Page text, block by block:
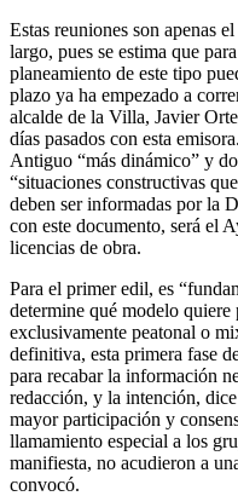
Estas reuniones son apenas
largo, pues se estima que
planeamiento de este tipo
plazo ya ha empezado a
alcalde de la Villa, Javier
días pasados con esta
Antiguo “más dinámico” y
“situaciones constructivas
deben ser informadas por la
con este documento, será el
licencias de obra.
Para el primer edil, es
determine qué modelo quiere
exclusivamente peatonal o
definitiva, esta primera fase
para recabar la información
redacción, y la intención,
mayor participación y
llamamiento especial a los
manifiesta, no acudieron a
convocó.